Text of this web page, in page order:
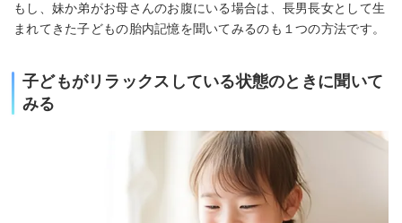
もし、妹か弟がお母さんのお腹にいる場合は、長男長女として生
まれてきた子どもの胎内記憶を聞いてみるのも１つの方法です。
子どもがリラックスしている状態のときに聞いて
みる